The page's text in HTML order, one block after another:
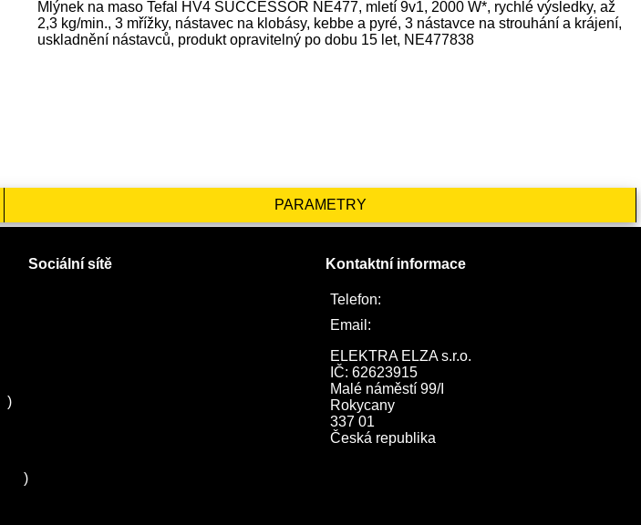
Mlýnek na maso Tefal HV4 SUCCESSOR NE477, mletí 9v1, 2000 W*, rychlé výsledky, až
2,3 kg/min., 3 mřížky, nástavec na klobásy, kebbe a pyré, 3 nástavce na strouhání a krájení,
uskladnění nástavců, produkt opravitelný po dobu 15 let, NE477838
PARAMETRY
)
)
Sociální sítě Kontaktní informace
Telefon:
Email:
ELEKTRA ELZA s.r.o.
IČ: 62623915
Malé náměstí 99/I
Rokycany
337 01
Česká republika